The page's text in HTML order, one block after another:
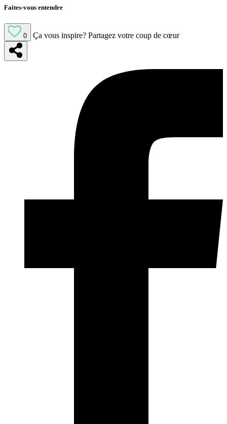
Faites-vous entendre
0 Ça vous inspire? Partagez votre coup de cœur